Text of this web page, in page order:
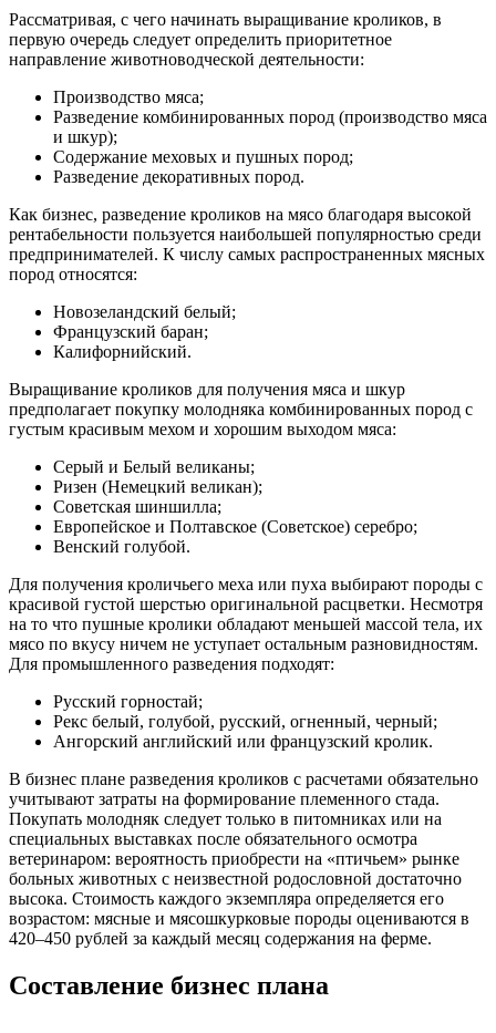
Рассматривая, с чего начинать выращивание кроликов, в
первую очередь следует определить приоритетное
направление животноводческой деятельности:
Производство мяса;
Разведение комбинированных пород (производство мяса
и шкур);
Содержание меховых и пушных пород;
Разведение декоративных пород.
Как бизнес, разведение кроликов на мясо благодаря высокой
рентабельности пользуется наибольшей популярностью среди
предпринимателей. К числу самых распространенных мясных
пород относятся:
Новозеландский белый;
Французский баран;
Калифорнийский.
Выращивание кроликов для получения мяса и шкур
предполагает покупку молодняка комбинированных пород с
густым красивым мехом и хорошим выходом мяса:
Серый и Белый великаны;
Ризен (Немецкий великан);
Советская шиншилла;
Европейское и Полтавское (Советское) серебро;
Венский голубой.
Для получения кроличьего меха или пуха выбирают породы с
красивой густой шерстью оригинальной расцветки. Несмотря
на то что пушные кролики обладают меньшей массой тела, их
мясо по вкусу ничем не уступает остальным разновидностям.
Для промышленного разведения подходят:
Русский горностай;
Рекс белый, голубой, русский, огненный, черный;
Ангорский английский или французский кролик.
В бизнес плане разведения кроликов с расчетами обязательно
учитывают затраты на формирование племенного стада.
Покупать молодняк следует только в питомниках или на
специальных выставках после обязательного осмотра
ветеринаром: вероятность приобрести на «птичьем» рынке
больных животных с неизвестной родословной достаточно
высока. Стоимость каждого экземпляра определяется его
возрастом: мясные и мясошкурковые породы оцениваются в
420–450 рублей за каждый месяц содержания на ферме.
Составление бизнес плана